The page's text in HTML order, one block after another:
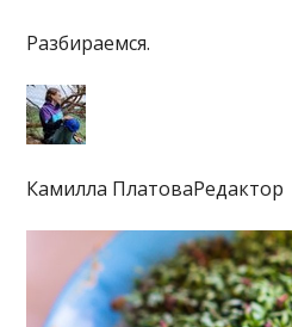
Разбираемся.
Камилла ПлатоваРедактор